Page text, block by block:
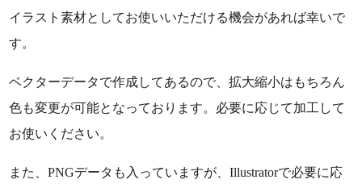
イラスト素材としてお使いいただける機会があれば幸いで
す。
ベクターデータで作成してあるので、拡大縮小はもちろん
色も変更が可能となっております。必要に応じて加工して
お使いください。
また、PNGデータも入っていますが、Illustratorで必要に応